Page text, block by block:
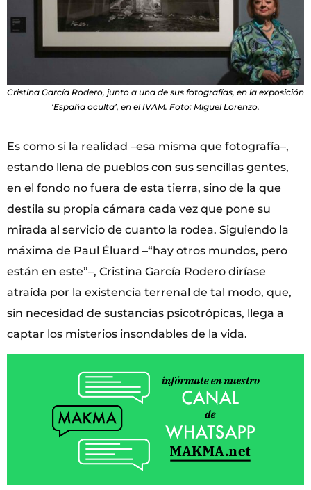
Cristina García Rodero, junto a una de sus fotografías, en la exposición
‘España oculta’, en el IVAM. Foto: Miguel Lorenzo.
Es como si la realidad –esa misma que fotografía–,
estando llena de pueblos con sus sencillas gentes,
en el fondo no fuera de esta tierra, sino de la que
destila su propia cámara cada vez que pone su
mirada al servicio de cuanto la rodea. Siguiendo la
máxima de Paul Éluard –“hay otros mundos, pero
están en este”–, Cristina García Rodero diríase
atraída por la existencia terrenal de tal modo, que,
sin necesidad de sustancias psicotrópicas, llega a
captar los misterios insondables de la vida.